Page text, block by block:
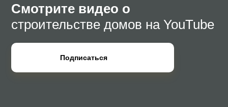
Смотрите видео о
строительстве домов на YouTube
Подписаться